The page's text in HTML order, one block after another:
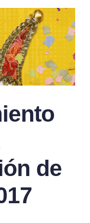
de